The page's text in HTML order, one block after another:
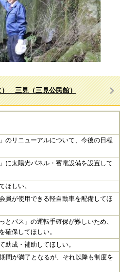
） 三見（三見公民館）
のリニューアルについて、今後の日程
に太陽光パネル・蓄電設備を設置して
ほしい。​
員が使用できる軽自動車を配備してほ
とバス」の運転手確保が難しいため、
確保してほしい。​
助成・補助してほしい。​
間が満了となるが、それ以降も制度を